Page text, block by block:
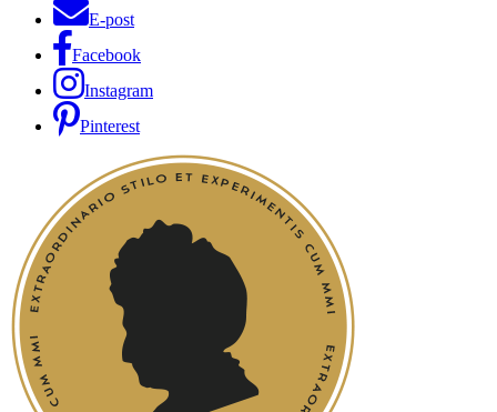
E-post
Facebook
Instagram
Pinterest